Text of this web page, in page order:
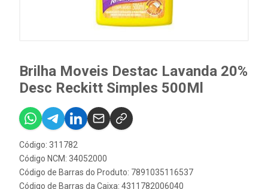
Brilha Moveis Destac Lavanda 20%
Desc Reckitt Simples 500Ml
Código: 311782
Código NCM: 34052000
Código de Barras do Produto: 7891035116537
Código de Barras da Caixa: 4311782006040